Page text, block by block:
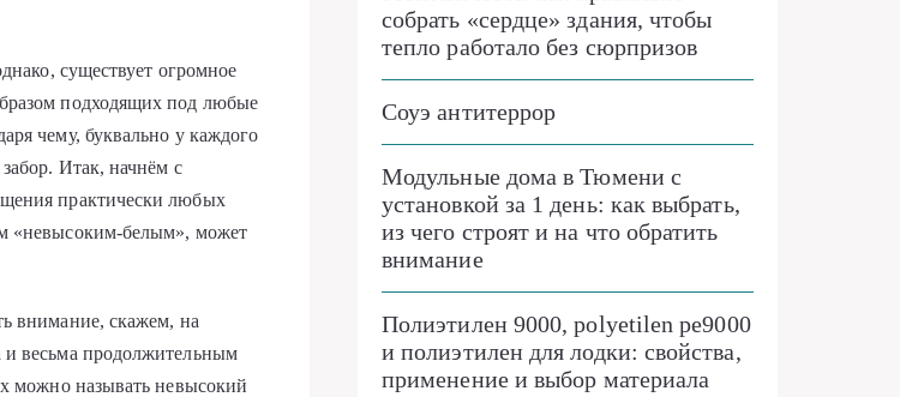
существует огромное
подходящих под любые
чему, буквально у каждого
Итак, начнём с
практически любых
«невысоким-белым», может
внимание, скажем, на
и весьма продолжительным
можно называть невысокий
собрать «сердце» здания, чтобы
тепло работало без сюрпризов
Соуэ антитеррор
Модульные дома в Тюмени с
установкой за 1 день: как выбрать,
из чего строят и на что обратить
внимание
Полиэтилен 9000, polyetilen pe9000
и полиэтилен для лодки: свойства,
применение и выбор материала